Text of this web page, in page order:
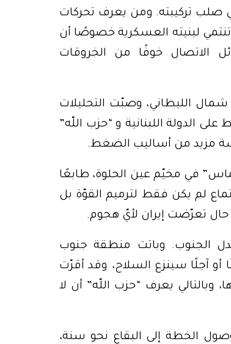
صلب تركيبته. ومن يعرف تحركات
لبنيته العسكرية خصوصًا أن
الاتصال خوفًا من الخروقات
شمال الليطاني، وصبّت التحليلات
الدولة اللبنانية و “حزب اللّه”
مزيد من أساليب الضغط.
في مخيّم عين الحلوة، طابعًا
لم يكن فقط لترميم القوّة بل
حال تعرّضت إيران لأيّ هجوم.
بدل الجنوب. وباتت منطقة جنوب
آجلًا سينزع السلاح، وقد أقرّت
يعرف “حزب اللّه” أن لا
الخطة إلى البقاع نحو سنة،